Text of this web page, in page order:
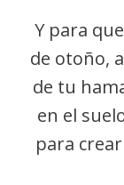
Y para
de otoño,
de tu
en el
para